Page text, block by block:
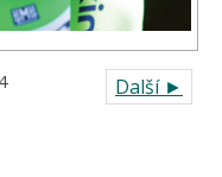
Další ►